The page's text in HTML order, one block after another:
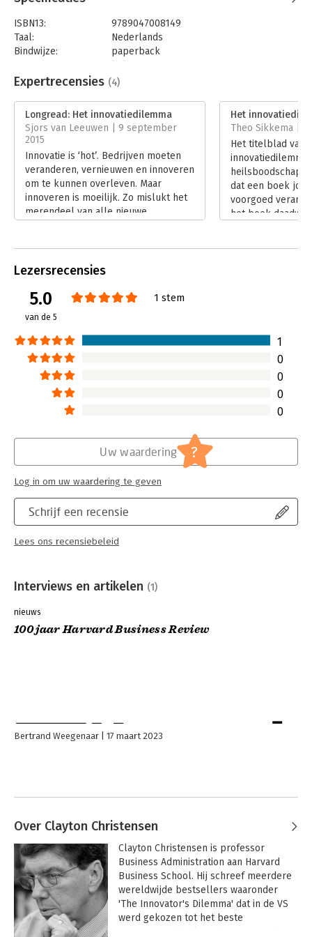
ISBN13:
9789047008149
Taal:
Nederlands
Bindwijze:
paperback
Uitgever:
Business Contact
Verschijningsdatum:
19-7-2017
Hoofdrubriek: Strategisch management
Expertrecensies (4)
Longread: Het innovatiedilemma
Sjors van Leeuwen | 9 september
2015
Innovatie is ‘hot’. Bedrijven moeten
veranderen, vernieuwen en innoveren
om te kunnen overleven. Maar
innoveren is moeilijk. Zo mislukt het
merendeel van alle nieuwe
Het
Theo Sikkema | 1
Het titelblad van
heilsboodschap
dat een boek
voorgoed
het boek
Lezersrecensies
5.0
van de 5
1 stem
1
0
0
0
0
Schrijf een recensie
Lees ons recensiebeleid
Uw waardering ?
Log in om uw waardering te geven
Interviews en artikelen (1)
nieuws
100 jaar Harvard Business Review
Bertrand Weegenaar 17 maart 2023
Over Clayton Christensen
Clayton Christensen is professor
Business Administration aan Harvard
Business School. Hij schreef meerdere
wereldwijde bestsellers waaronder
'The Innovator's Dilemma' dat in de VS
werd gekozen tot het beste